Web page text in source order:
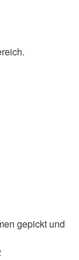
gepickt und